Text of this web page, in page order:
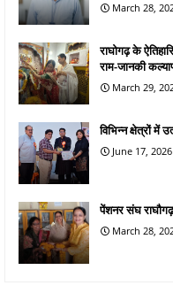
March 28,
राघोगढ़ के
राम-जानकी
March 29,
विभिन्न क्षेत्रों में
June 17, 2026
पेंशनर संघ राघौगढ़
March 28,